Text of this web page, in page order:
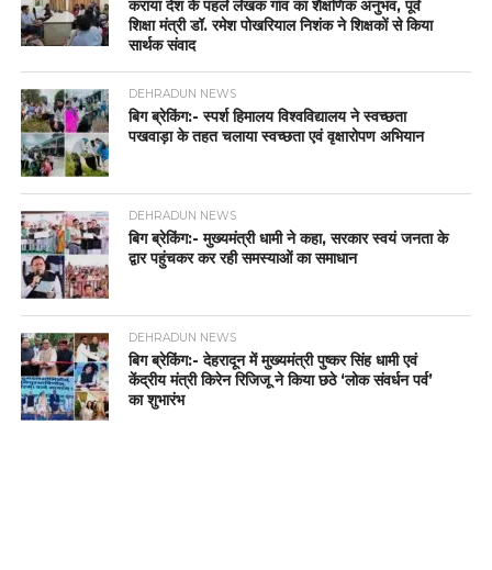
कराया देश के पहले लेखक गांव का शैक्षणिक अनुभव, पूर्व
शिक्षा मंत्री डॉ. रमेश पोखरियाल निशंक ने शिक्षकों से किया
सार्थक संवाद
DEHRADUN NEWS
बिग ब्रेकिंग:- स्पर्श हिमालय विश्वविद्यालय ने स्वच्छता
पखवाड़ा के तहत चलाया स्वच्छता एवं वृक्षारोपण अभियान
DEHRADUN NEWS
बिग ब्रेकिंग:- मुख्यमंत्री धामी ने कहा, सरकार स्वयं जनता के
द्वार पहुंचकर कर रही समस्याओं का समाधान
DEHRADUN NEWS
बिग ब्रेकिंग:- देहरादून में मुख्यमंत्री पुष्कर सिंह धामी एवं
केंद्रीय मंत्री किरेन रिजिजू ने किया छठे ‘लोक संवर्धन पर्व’
का शुभारंभ